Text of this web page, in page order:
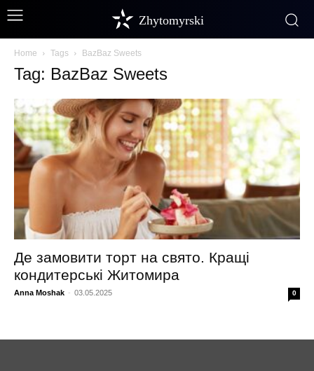
Zhytomyrski
Home Tags BazBaz Sweets
Tag: BazBaz Sweets
Де замовити торт на свято. Кращі
кондитерські Житомира
Anna Moshak - 03.05.2025 0